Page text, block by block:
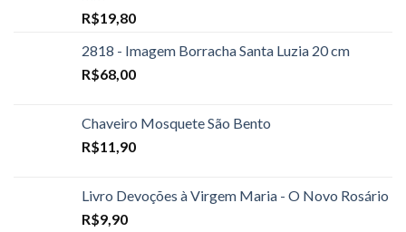
R$19,80
2818 - Imagem Borracha Santa Luzia 20 cm
R$68,00
Chaveiro Mosquete São Bento
R$11,90
Livro Devoções à Virgem Maria - O Novo Rosário
R$9,90